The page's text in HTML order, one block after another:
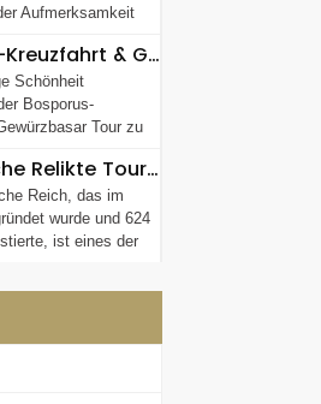
Aufmerksamkeit
Bosporus-Kreuzfahrt & Gewürzbasar Tour (Halbtägige Morgen- oder Nachmittagstour)
Schönheit
Bosporus-
Tour zu
Osmanische Relikte Tour (Halbtägige Nachmittagstour)
Reich, das im
wurde und 624
ist eines der